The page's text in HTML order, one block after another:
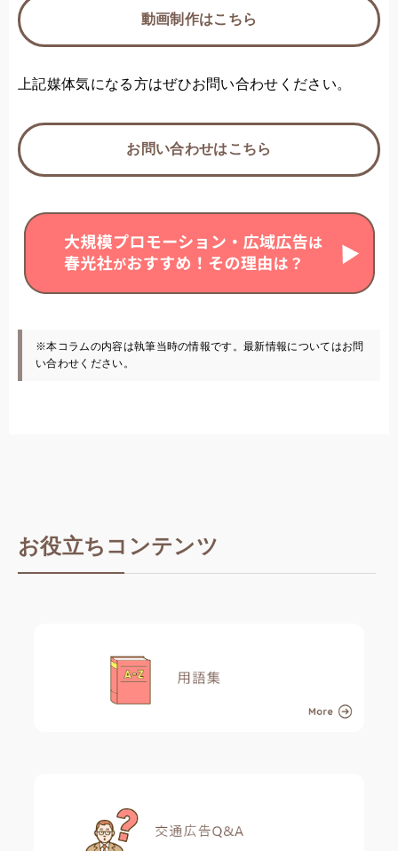
動画制作はこちら
上記媒体気になる方はぜひお問い合わせください。
お問い合わせはこちら
※本コラムの内容は執筆当時の情報です。最新情報についてはお問
い合わせください。
お役立ちコンテンツ